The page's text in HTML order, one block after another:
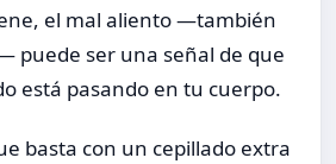
el mal aliento —también
puede ser una señal de que
está pasando en tu cuerpo.
basta con un cepillado extra